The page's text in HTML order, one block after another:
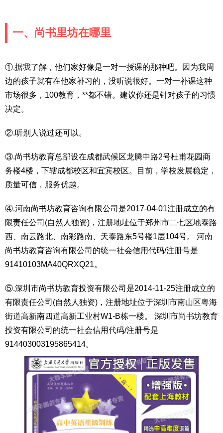
一、尚书里坊在哪里
①.据我了解，他们家好像是一对一授课的那种吧。因为我周
边的孩子就有在他家补习的，没听说很好。一对一补课这种
市场很多，100教育，**都不错。建议你还是针对孩子的习惯
决定。
②.听别人说过还可以。
③.尚书坊教育总部设在成都武候区龙腾中路2号杜甫花园商
务楼4楼，下辖成都校区和宜宾校区。目前，学校发展稳定，
质量可信，服务优越。
④.河南尚书坊教育咨询有限公司是2017-04-01注册成立的有
限责任公司(自然人独资)，注册地址位于郑州市二七区地泰路
西、南云路北、南彩路南、天泰路东5号楼1层104号。 河南
尚书坊教育咨询有限公司的统一社会信用代码/注册号是
91410103MA40QRXQ21。
⑤.深圳市尚书坊教育投资有限公司是2014-11-25注册成立的
有限责任公司(自然人独资)，注册地址位于深圳市南山区粤海
街道高新南四道高新工业村W1-B栋一楼。 深圳市尚书坊教育
投资有限公司的统一社会信用代码/注册号是
914403003195865414。